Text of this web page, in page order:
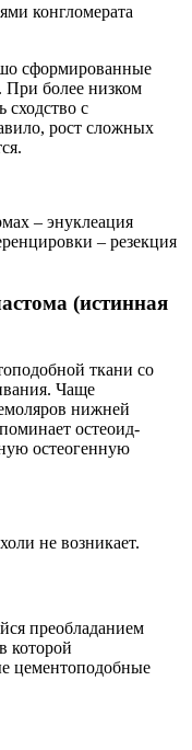
конгломерата
сформированные
При более низком
с
рост сложных
– энуклеация
– резекция
(истинная
ткани со
Чаще
нижней
остеоид-
остеогенную
не возникает.
преобладанием
которой
цементоподобные